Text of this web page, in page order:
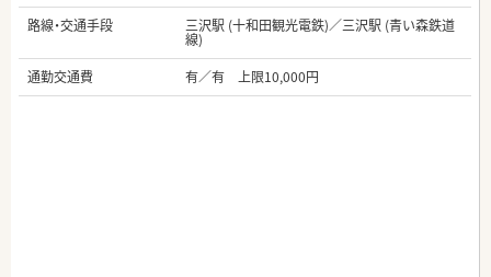
路線・交通手段 三沢駅 (十和田観光電鉄)／三沢駅 (青い森鉄道
線)
通勤交通費
有／有 上限10,000円